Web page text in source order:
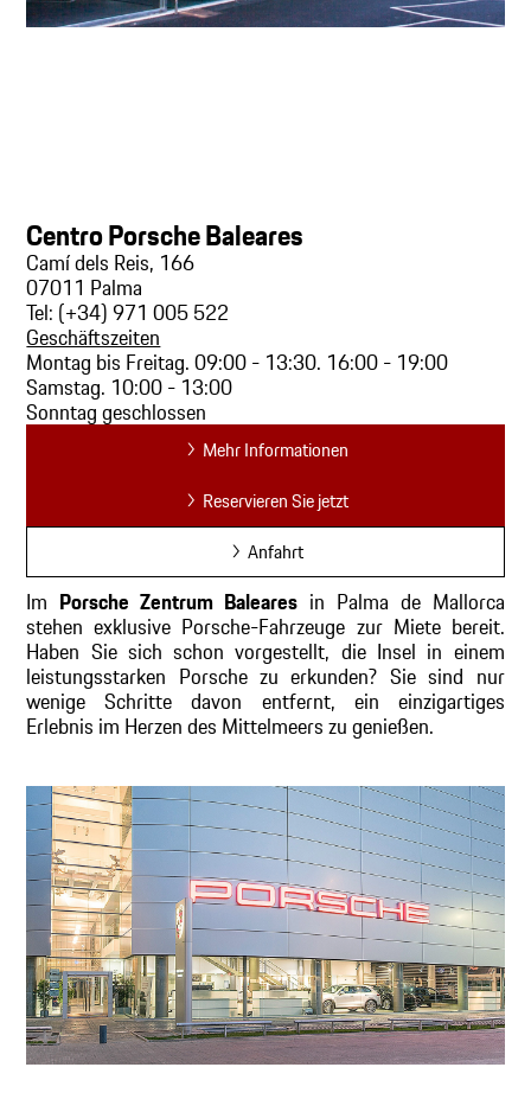
Centro Porsche Baleares
Camí dels Reis, 166
07011 Palma
Tel: (+34) 971 005 522
Geschäftszeiten
Montag bis Freitag. 09:00 - 13:30. 16:00 - 19:00
Samstag. 10:00 - 13:00
Sonntag geschlossen
Mehr Informationen
Reservieren Sie jetzt
Anfahrt
Im Porsche Zentrum Baleares in Palma de Mallorca
stehen exklusive Porsche-Fahrzeuge zur Miete bereit.
Haben Sie sich schon vorgestellt, die Insel in einem
leistungsstarken Porsche zu erkunden? Sie sind nur
wenige Schritte davon entfernt, ein einzigartiges
Erlebnis im Herzen des Mittelmeers zu genießen.